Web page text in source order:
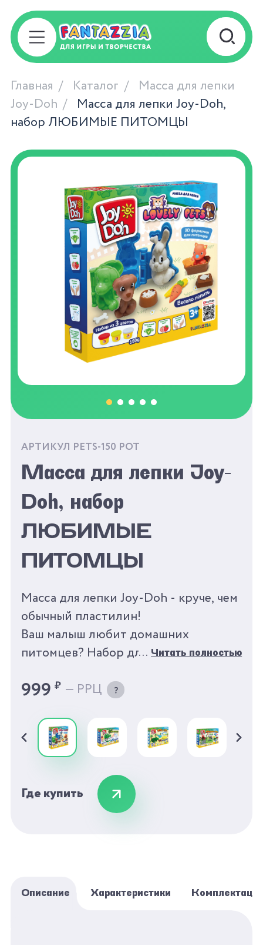
Главная Каталог
Масса для лепки
Joy-Doh
Масса для лепки Joy-Doh,
набор ЛЮБИМЫЕ ПИТОМЦЫ
АРТИКУЛ PETS-150 POT
Масса для лепки Joy-
Doh, набор
ЛЮБИМЫЕ
ПИТОМЦЫ
Масса для лепки Joy-Doh - круче, чем
обычный пластилин!
Ваш малыш любит домашних
питомцев? Набор для лепки «Lovely
ребенку. 3D формочки помогут легко
животных: котик, собачка и зайчик.
Их можно покормить – в наборе есть
пресс-формы для рыбы, косточки и
морковки. В набор также входит фен,
расческа и удобный моделирующий
С Joy-Doh весело лепить!
Читать полностью
999 ₽ — РРЦ
Где купить
Описание Характеристики